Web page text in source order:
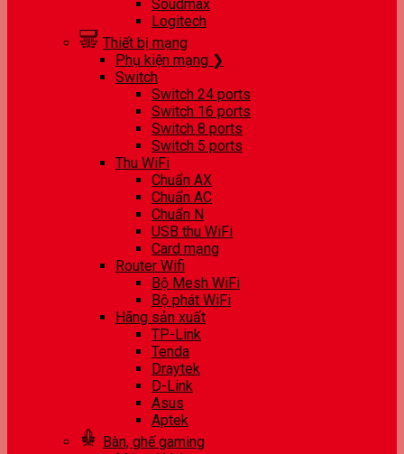
Soudmax
Logitech
Thiết bị mạng
Phụ kiện mạng ❯
Switch
Switch 24 ports
Switch 16 ports
Switch 8 ports
Switch 5 ports
Thu WiFi
Chuẩn AX
Chuẩn AC
Chuẩn N
USB thu WiFi
Card mạng
Router Wifi
Bộ Mesh WiFi
Bộ phát WiFi
Hãng sản xuất
TP-Link
Tenda
Draytek
D-Link
Asus
Aptek
Bàn, ghế gaming